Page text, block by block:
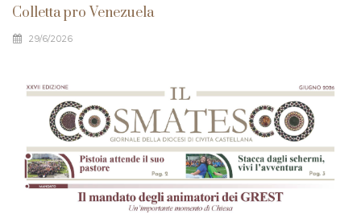
Colletta pro Venezuela
29/6/2026